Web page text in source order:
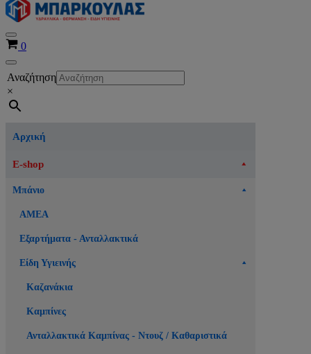
Μενού
πλοήγησης
Καλάθι
0
Μενού
πλοήγησης
Αναζήτηση
×
Αρχική
E-shop
Μπάνιο
ΑΜΕΑ
Εξαρτήματα - Ανταλλακτικά
Είδη Υγιεινής
Καζανάκια
Καμπίνες
Ανταλλακτικά Καμπίνας - Ντουζ / Καθαριστικά